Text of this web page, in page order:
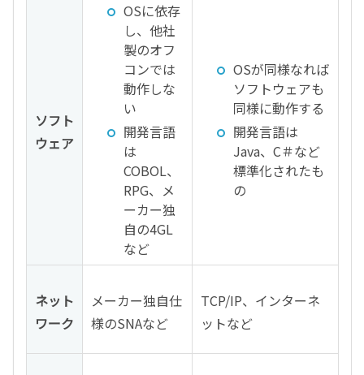
ソフト
ウェア
OSに依存
し、他社
製のオフ
コンでは
動作しな
い
開発言語
は
COBOL、
RPG、メ
ーカー独
自の4GL
など
OSが同様なれば
ソフトウェアも
同様に動作する
開発言語は
Java、C＃など
標準化されたも
の
ネット
ワーク
メーカー独自仕
様のSNAなど
TCP/IP、インターネ
ットなど